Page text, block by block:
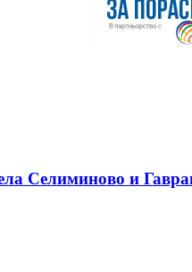
Селиминово и